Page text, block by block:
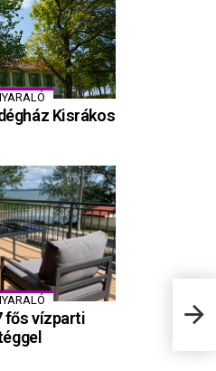
Éva
Kisrákos
fős vízparti